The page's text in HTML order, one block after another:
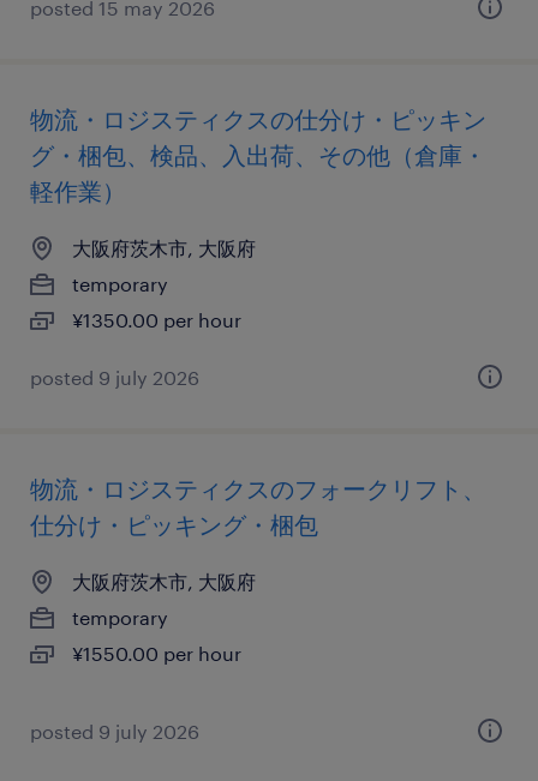
posted 15 may 2026
物流・ロジスティクスの仕分け・ピッキン
グ・梱包、検品、入出荷、その他（倉庫・
軽作業）
大阪府茨木市, 大阪府
temporary
¥1350.00 per hour
posted 9 july 2026
物流・ロジスティクスのフォークリフト、
仕分け・ピッキング・梱包
大阪府茨木市, 大阪府
temporary
¥1550.00 per hour
posted 9 july 2026